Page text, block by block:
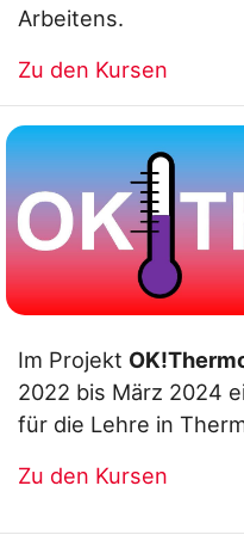
Arbeitens.
Zu den Kursen
Im Projekt
2022 bis März 2024
für die Lehre in
Zu den Kursen